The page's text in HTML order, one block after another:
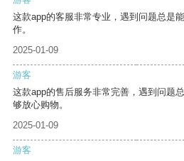
这款app的客服非常专业，遇到问题总是
作。
2025-01-09
游客
这款app的售后服务非常完善，遇到问题
够放心购物。
2025-01-09
游客